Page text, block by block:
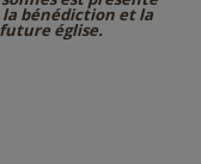
bénédiction et la
église.